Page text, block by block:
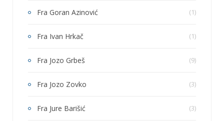
Fra Goran Azinović (1)
Fra Ivan Hrkač (1)
Fra Jozo Grbeš (9)
Fra Jozo Zovko (3)
Fra Jure Barišić (3)